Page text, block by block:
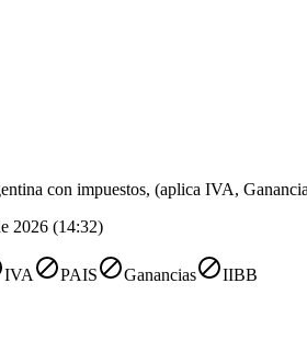
con impuestos, (aplica IVA,
2026 (14:32)
IVA PAIS Ganancias
IIBB